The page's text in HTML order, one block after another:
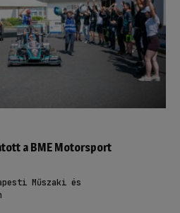
a BME Motorsport
Műszaki és